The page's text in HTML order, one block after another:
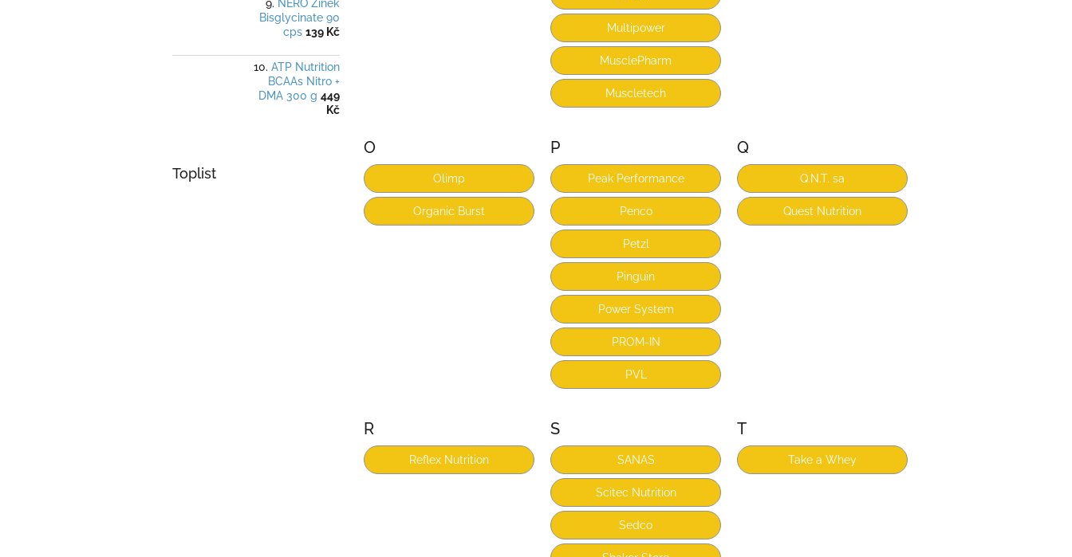
NERO Zinek
Bisglycinate 90
cps 139 Kč
ATP Nutrition
BCAAs Nitro +
DMA 300 g 449
Kč
Toplist
Multipower
MusclePharm
Muscletech
O
Olimp
Organic Burst
P
Peak Performance
Penco
Petzl
Pinguin
Power System
PROM-IN
PVL
Q
Q.N.T. sa
Quest Nutrition
R
Reflex Nutrition
S
SANAS
Scitec Nutrition
Sedco
T
Take a Whey